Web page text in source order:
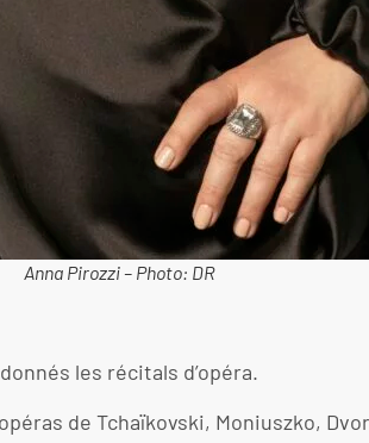
Anna Pirozzi – Photo: DR
les récitals d’opéra.
de Tchaïkovski, Moniuszko,